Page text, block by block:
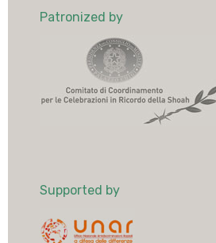
Patronized by
Supported by